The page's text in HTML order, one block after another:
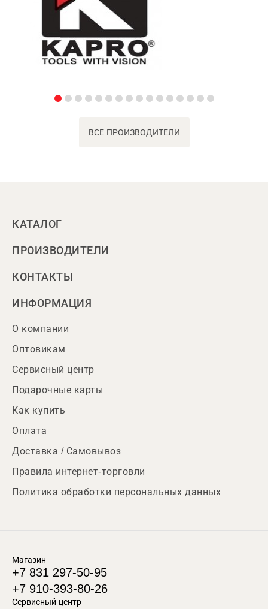
ВСЕ ПРОИЗВОДИТЕЛИ
КАТАЛОГ
ПРОИЗВОДИТЕЛИ
КОНТАКТЫ
ИНФОРМАЦИЯ
О компании
Оптовикам
Сервисный центр
Подарочные карты
Как купить
Оплата
Доставка / Самовывоз
Правила интернет-торговли
Политика обработки персональных данных
Магазин
+7 831 297-50-95
+7 910-393-80-26
Сервисный центр